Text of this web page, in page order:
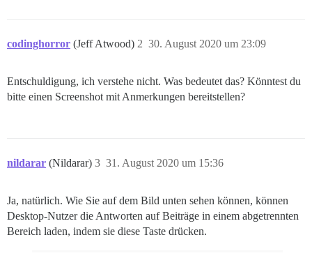
codinghorror (Jeff Atwood) 30. August 2020 um 23:09
2
Entschuldigung, ich verstehe nicht. Was bedeutet das? Könntest du
bitte einen Screenshot mit Anmerkungen bereitstellen?
nildarar (Nildarar) 31. August 2020 um 15:36
3
Ja, natürlich. Wie Sie auf dem Bild unten sehen können, können
Desktop-Nutzer die Antworten auf Beiträge in einem abgetrennten
Bereich laden, indem sie diese Taste drücken.